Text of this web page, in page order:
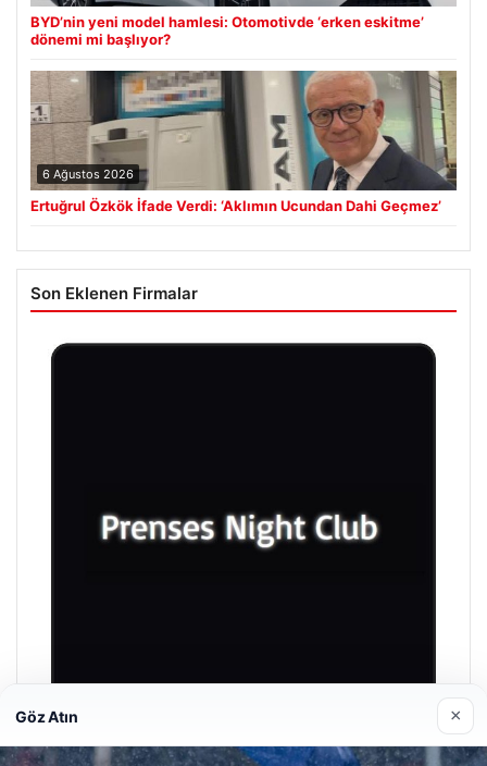
BYD’nin yeni model hamlesi: Otomotivde ‘erken eskitme’
dönemi mi başlıyor?
6 Ağustos 2026
Ertuğrul Özkök İfade Verdi: ‘Aklımın Ucundan Dahi Geçmez’
Son Eklenen Firmalar
Göz Atın ×